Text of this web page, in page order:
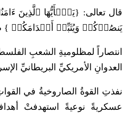
قال تعالى: {یَـٰۤأَیُّهَا ٱلَّذِینَ
یَنصُرۡكُمۡ وَیُثَبِّتۡ أَقۡدَامَكُمۡ }
انتصاراً لمظلوميةِ الشعبِ
العدوانِ الأمريكيِّ البريطانيِّ
نفذتِ القوةُ الصاروخيةُ في
عسكريةً نوعيةً استهدفتْ